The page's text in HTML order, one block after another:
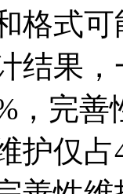
格式
结果
，完
护仅